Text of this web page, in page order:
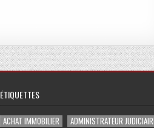
ÉTIQUETTES
ACHAT IMMOBILIER ADMINISTRATEUR